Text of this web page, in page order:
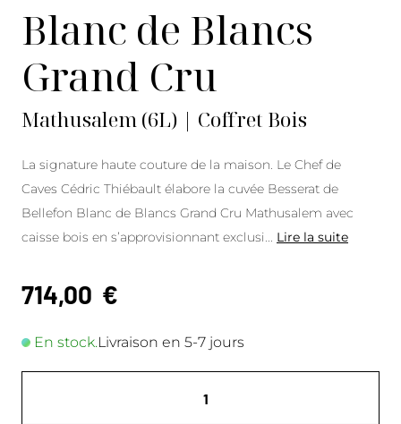
Blanc de Blancs
Grand Cru
Mathusalem (6L) | Coffret Bois
La signature haute couture de la maison. Le Chef de
Caves Cédric Thiébault élabore la cuvée Besserat de
Bellefon Blanc de Blancs Grand Cru Mathusalem avec
caisse bois en s’approvisionnant exclusi
Lire la suite
714,00 €
En stock.Livraison en 5-7 jours